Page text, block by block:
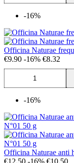
-16%
Officina Naturae
€9.90 -16% €8.32
-16%
Officina Naturae anti